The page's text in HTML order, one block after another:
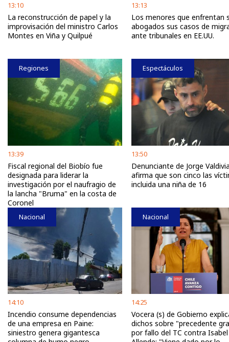
13:10
La reconstrucción de papel y la
improvisación del ministro Carlos
Montes en Viña y Quilpué
13:13
Los menores que enfrentan
abogados sus casos de
ante tribunales en EE.UU.
Regiones
13:39
Fiscal regional del Biobío fue
designada para liderar la
investigación por el naufragio de
la lancha "Bruma" en la costa de
Coronel
Espectáculos
13:50
Denunciante de Jorge
afirma que son cinco las
incluida una niña de 16
Nacional
14:10
Incendio consume dependencias
de una empresa en Paine:
siniestro genera gigantesca
Nacional
14:25
Vocera (s) de Gobierno
dichos sobre "precedente
por fallo del TC contra Isabel